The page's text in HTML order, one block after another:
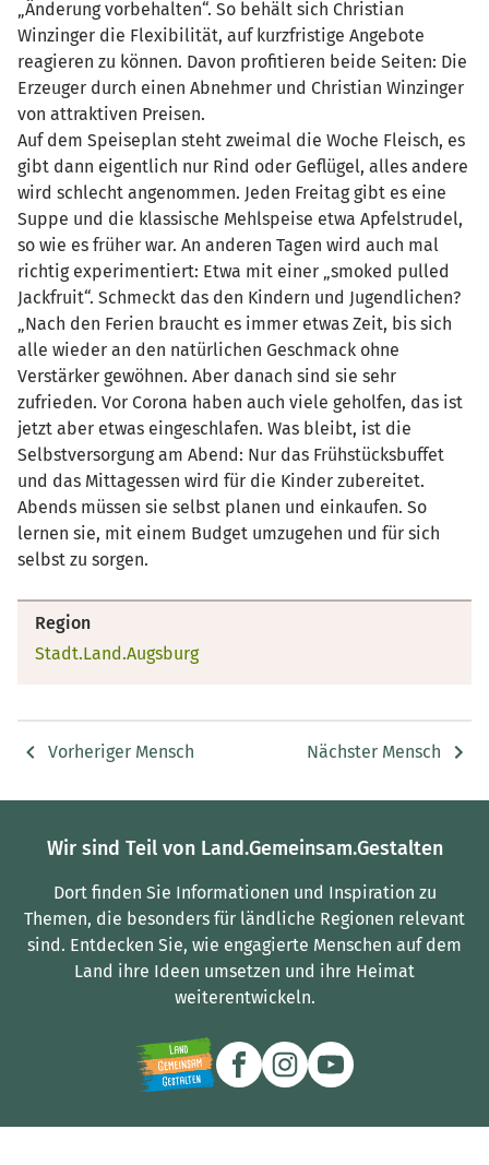
„Änderung vorbehalten“. So behält sich Christian
Winzinger die Flexibilität, auf kurzfristige Angebote
reagieren zu können. Davon profitieren beide Seiten: Die
Erzeuger durch einen Abnehmer und Christian Winzinger
von attraktiven Preisen.
Auf dem Speiseplan steht zweimal die Woche Fleisch, es
gibt dann eigentlich nur Rind oder Geflügel, alles andere
wird schlecht angenommen. Jeden Freitag gibt es eine
Suppe und die klassische Mehlspeise etwa Apfelstrudel,
so wie es früher war. An anderen Tagen wird auch mal
richtig experimentiert: Etwa mit einer „smoked pulled
Jackfruit“. Schmeckt das den Kindern und Jugendlichen?
„Nach den Ferien braucht es immer etwas Zeit, bis sich
alle wieder an den natürlichen Geschmack ohne
Verstärker gewöhnen. Aber danach sind sie sehr
zufrieden. Vor Corona haben auch viele geholfen, das ist
jetzt aber etwas eingeschlafen. Was bleibt, ist die
Selbstversorgung am Abend: Nur das Frühstücksbuffet
und das Mittagessen wird für die Kinder zubereitet.
Abends müssen sie selbst planen und einkaufen. So
lernen sie, mit einem Budget umzugehen und für sich
selbst zu sorgen.
Region
Stadt.Land.Augsburg
Vorheriger Mensch Nächster Mensch
Wir sind Teil von Land.Gemeinsam.Gestalten
Dort finden Sie Informationen und Inspiration zu
Themen, die besonders für ländliche Regionen relevant
sind. Entdecken Sie, wie engagierte Menschen auf dem
Land ihre Ideen umsetzen und ihre Heimat
weiterentwickeln.